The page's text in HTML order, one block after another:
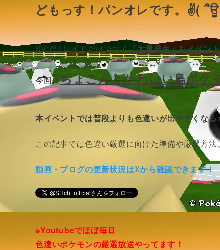
どもっす！パンオレです。✌(
SVではレイドだけでなく「大量発生」もイベン
今回はちょこんとかわいい鳥ポケ
本イベントでは普段よりも色違いが出やすくな
この記事では色違い厳選に向けた準備や厳選方
動画・ブログの更新状況はXから確認できます！
※Youtubeでほぼ毎日
色違いポケモンの厳選放送やってます！